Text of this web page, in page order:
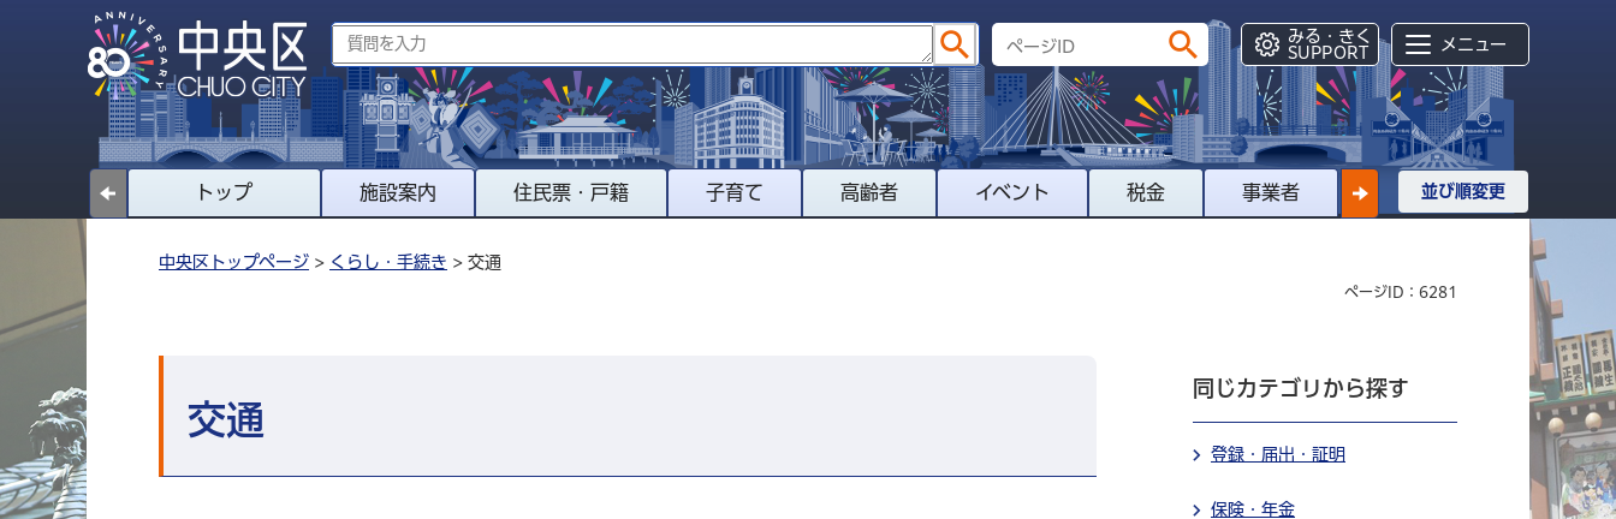
みる・きく
SUPPORT
メニュー
トップ 施設案内 住民票・戸籍 子育て 高齢者 イベント 税金 事業者 並び順変更
中央区トップページ > くらし・手続き > 交通
ページID：6281
交通
同じカテゴリから探す
登録・届出・証明
保険・年金